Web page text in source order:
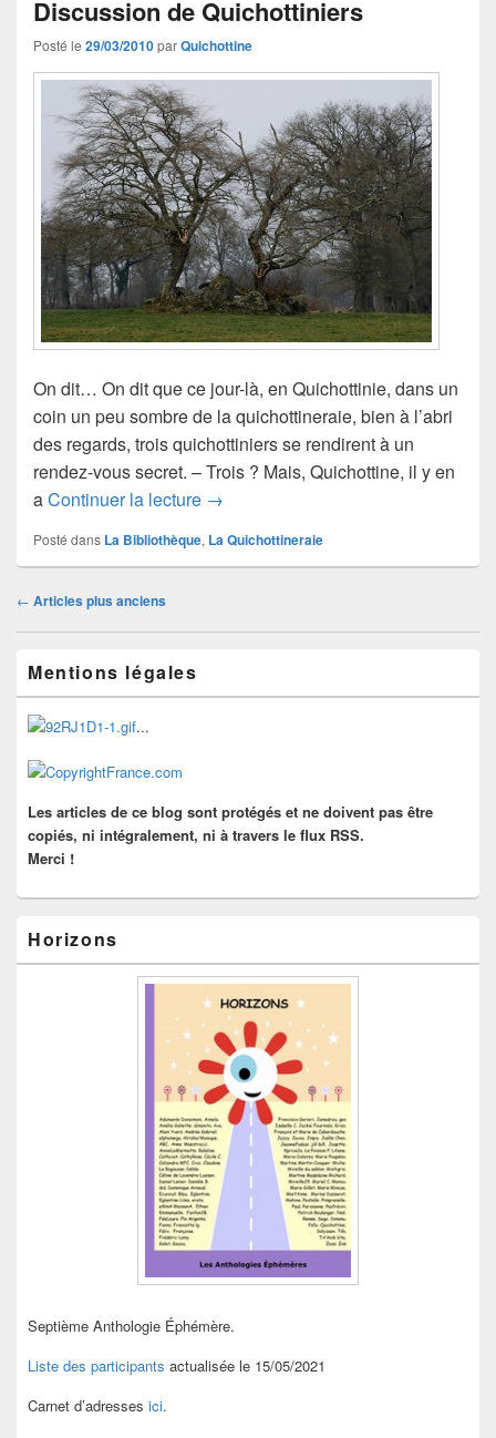
Discussion de Quichottiniers
Posté le 29/03/2010parQuichottine
On dit… On dit que ce jour-là, en Quichottinie, dans un
coin un peu sombre de la quichottineraie, bien à l’abri
des regards, trois quichottiniers se rendirent à un
rendez-vous secret. – Trois ? Mais, Quichottine, il y en
aContinuer la lecture Discussion de Quichottiniers
→
Posté dans La Bibliothèque, La Quichottineraie
Navigation
articles
← Articles plus anciens
principale
de
widget
pour
barre
Mentions légales
...
Les articles de ce blog sont protégés et ne doivent pas être
copiés, ni intégralement, ni à travers le flux RSS.
Merci !
Horizons
Septième Anthologie Éphémère.
Liste des participants actualisée le 15/05/2021
Carnet d’adresses ici.